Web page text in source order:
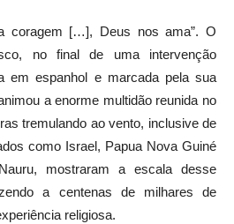
coragem […], Deus nos ama”. O
no final de uma intervenção
em espanhol e marcada pela sua
a enorme multidão reunida no
tremulando ao vento, inclusive de
como Israel, Papua Nova Guiné
mostraram a escala desse
a centenas de milhares de
religiosa.